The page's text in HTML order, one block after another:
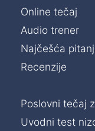
Online tečaj
Audio trener
Najčešća
Recenzije
Poslovni tečaj
Uvodni test